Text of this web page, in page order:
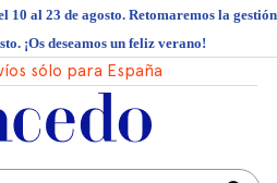
10 al 23 de agosto. Retomaremos la gestión
¡Os deseamos un feliz verano!
sólo para España